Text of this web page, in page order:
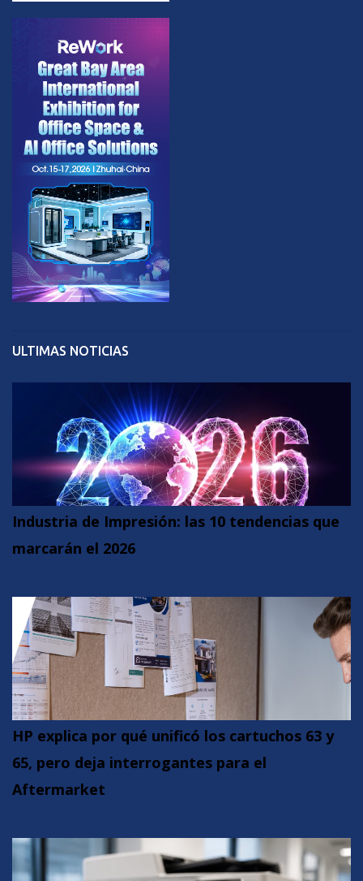
ULTIMAS NOTICIAS
Industria de Impresión: las 10 tendencias que
marcarán el 2026
HP explica por qué unificó los cartuchos 63 y
65, pero deja interrogantes para el
Aftermarket